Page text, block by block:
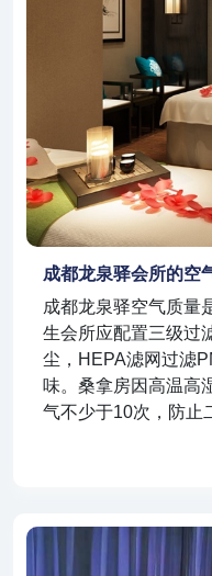
成都龙泉驿会所的空
成都龙泉驿空气质量
生会所应配置三级过
尘，HEPA滤网过滤
味。桑拿房因高温高
气不少于10次，防